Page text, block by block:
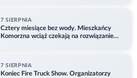
7 SIERPNIA
Cztery miesiące bez wody. Mieszkańcy
Komorzna wciąż czekają na rozwiązanie
7 SIERPNIA
Koniec Fire Truck Show. Organizatorzy